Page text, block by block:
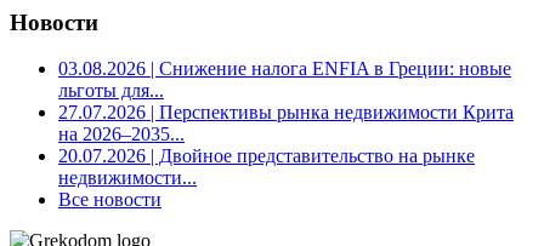
Новости
03.08.2026 | Снижение налога ENFIA в Греции: новые
льготы для...
27.07.2026 | Перспективы рынка недвижимости Крита
на 2026–2035...
20.07.2026 | Двойное представительство на рынке
недвижимости...
Все новости